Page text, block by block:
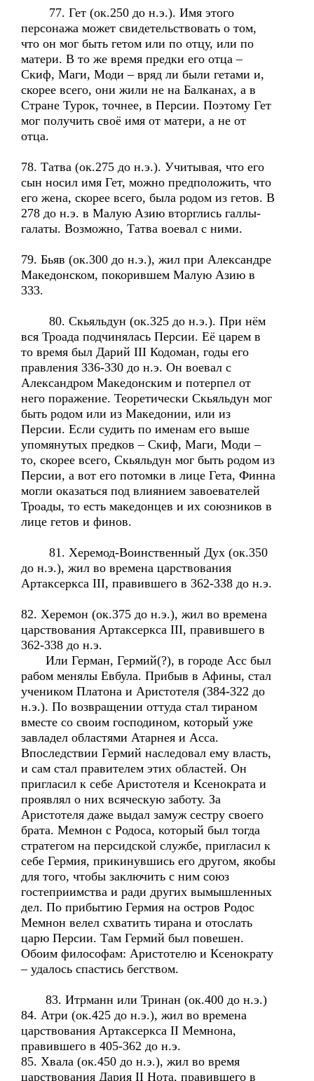
77. Гет (ок.250 до н.э.). Имя этого
персонажа может свидетельствовать о том,
что он мог быть гетом или по отцу, или по
матери. В то же время предки его отца –
Скиф, Маги, Моди – вряд ли были гетами и,
скорее всего, они жили не на Балканах, а в
Стране Турок, точнее, в Персии. Поэтому Гет
мог получить своё имя от матери, а не от
отца.
78. Татва (ок.275 до н.э.). Учитывая, что его
сын носил имя Гет, можно предположить, что
его жена, скорее всего, была родом из гетов. В
278 до н.э. в Малую Азию вторглись галлы-
галаты. Возможно, Татва воевал с ними.
79. Бьяв (ок.300 до н.э.), жил при Александре
Македонском, покорившем Малую Азию в
333.
80. Скьяльдун (ок.325 до н.э.). При нём
вся Троада подчинялась Персии. Её царем в
то время был Дарий III Кодоман, годы его
правления 336-330 до н.э. Он воевал с
Александром Македонским и потерпел от
него поражение. Теоретически Скьяльдун мог
быть родом или из Македонии, или из
Персии. Если судить по именам его выше
упомянутых предков – Скиф, Маги, Моди –
то, скорее всего, Скьяльдун мог быть родом из
Персии, а вот его потомки в лице Гета, Финна
могли оказаться под влиянием завоевателей
Троады, то есть македонцев и их союзников в
лице гетов и финов.
81. Херемод-Воинственный Дух (ок.350
до н.э.), жил во времена царствования
Артаксеркса III, правившего в 362-338 до н.э.
82. Херемон (ок.375 до н.э.), жил во времена
царствования Артаксеркса III, правившего в
362-338 до н.э.
Или Герман, Гермий(?), в городе Асс был
рабом менялы Евбула. Прибыв в Афины, стал
учеником Платона и Аристотеля (384-322 до
н.э.). По возвращении оттуда стал тираном
вместе со своим господином, который уже
завладел областями Атарнея и Асса.
Впоследствии Гермий наследовал ему власть,
и сам стал правителем этих областей. Он
пригласил к себе Аристотеля и Ксенократа и
проявлял о них всяческую заботу. За
Аристотеля даже выдал замуж сестру своего
брата. Мемнон с Родоса, который был тогда
стратегом на персидской службе, пригласил к
себе Гермия, прикинувшись его другом, якобы
для того, чтобы заключить с ним союз
гостеприимства и ради других вымышленных
дел. По прибытию Гермия на остров Родос
Мемнон велел схватить тирана и отослать
царю Персии. Там Гермий был повешен.
Обоим философам: Аристотелю и Ксенократу
– удалось спастись бегством.
83. Итрманн или Тринан (ок.400 до н.э.)
84. Атри (ок.425 до н.э.), жил во времена
царствования Артаксеркса II Мемнона,
правившего в 405-362 до н.э.
85. Хвала (ок.450 до н.э.), жил во время
царствования Дария II Нота, правившего в